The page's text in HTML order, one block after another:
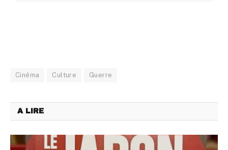
Cinéma Culture Guerre
A LIRE